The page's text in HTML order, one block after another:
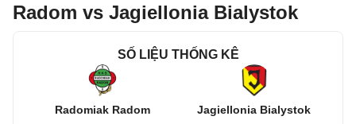
Radom vs Jagiellonia Bialystok
SỐ LIỆU THỐNG KÊ
Radomiak Radom Jagiellonia Bialystok